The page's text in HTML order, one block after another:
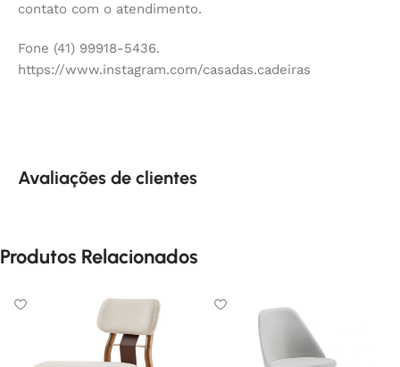
contato com o atendimento.
Fone (41) 99918-5436.
https://www.instagram.com/casadas.cadeiras
Avaliações de clientes
Produtos Relacionados